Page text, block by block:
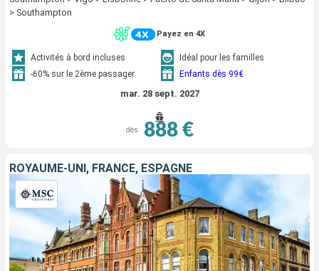
> Southampton
Payez en 4X
Activités à bord incluses
Idéal pour les familles
-60% sur le 2ème passager
Enfants dès 99€
mar. 28 sept. 2027
dès 888 €
ROYAUME-UNI, FRANCE, ESPAGNE